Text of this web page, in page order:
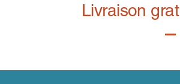
Livraison